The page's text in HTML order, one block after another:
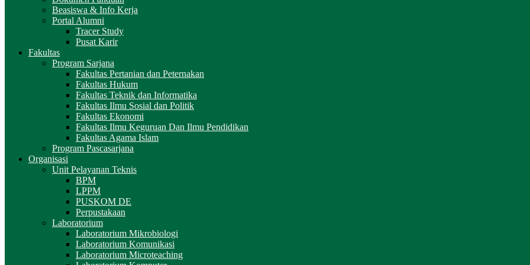
Beasiswa & Info Kerja
Portal Alumni
Tracer Study
Pusat Karir
Fakultas
Program Sarjana
Fakultas Pertanian dan Peternakan
Fakultas Hukum
Fakultas Teknik dan Informatika
Fakultas Ilmu Sosial dan Politik
Fakultas Ekonomi
Fakultas Ilmu Keguruan Dan Ilmu Pendidikan
Fakultas Agama Islam
Program Pascasarjana
Organisasi
Unit Pelayanan Teknis
BPM
LPPM
PUSKOM DE
Perpustakaan
Laboratorium
Laboratorium Mikrobiologi
Laboratorium Komunikasi
Laboratorium Microteaching